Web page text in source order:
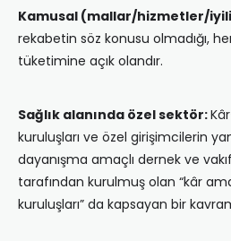
Kamusal (mallar/hizmetler/
rekabetin söz konusu olmadığı,
tüketimine açık olandır.
Sağlık alanında özel sektör:
kuruluşları ve özel girişimcilerin
dayanışma amaçlı dernek ve
tarafından kurulmuş olan “kâr
kuruluşları” da kapsayan bir